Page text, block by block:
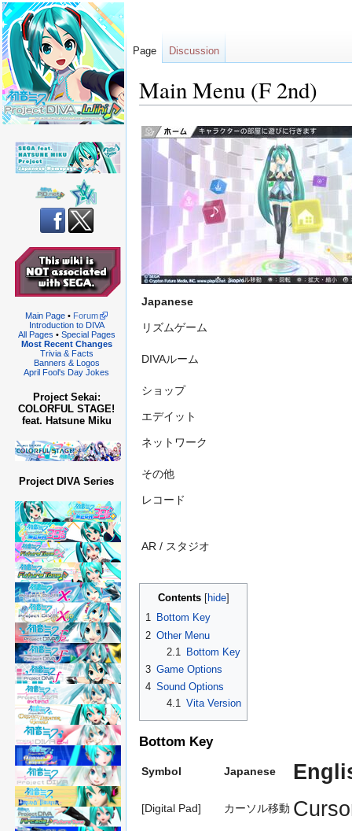
Main Menu (F 2nd)
Jump
to
navigation
Jump
to
search
Japanese
リズムゲーム
DIVAルーム
ショップ
エデイット
ネットワーク
その他
レコード
AR / スタジオ
Contents
1 Bottom Key
2 Other Menu
2.1
Bottom Key
3 Game Options
4 Sound Options
4.1 Vita Version
Bottom Key
Symbol Japanese
[Digital Pad] カーソル移動
Page Discussion
Main Page• Forum
Introduction to DIVA
All Pages • Special Pages
Most Recent Changes
Trivia & Facts
Banners & Logos
April Fool's Day Jokes
Project Sekai:
COLORFUL STAGE!
feat. Hatsune Miku
Project DIVA Series